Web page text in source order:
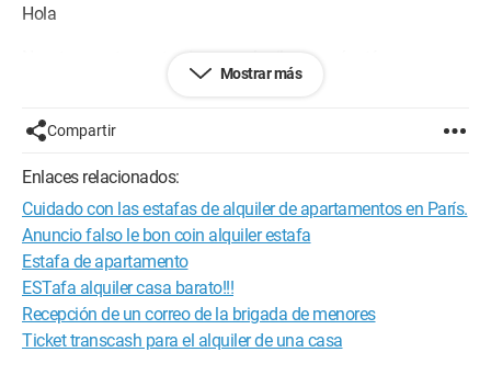
Hola
Nuestro apartamento sigue en alquiler y aquí están sus
Habitaciones: 2
Superficie habitable: 46 m2
Precio (Alquiler mensual)
Alquiler CHF: 1'000
DESCRIPCIÓN:
Apartamento ubicado en un hermoso entorno natural en
pleno corazón de
Ginebra y cerca de comercios y escuelas, 2 habitaciones
amuebladas en la planta baja, un
salón con cocinita (en el armario), un cuarto de ducha con wc,
Mostrar más
Compartir
Enlaces relacionados:
Cuidado con las estafas de alquiler de apartamentos en París.
Anuncio falso le bon coin alquiler estafa
Estafa de apartamento
ESTafa alquiler casa barato!!!
Recepción de un correo de la brigada de menores
Ticket transcash para el alquiler de una casa